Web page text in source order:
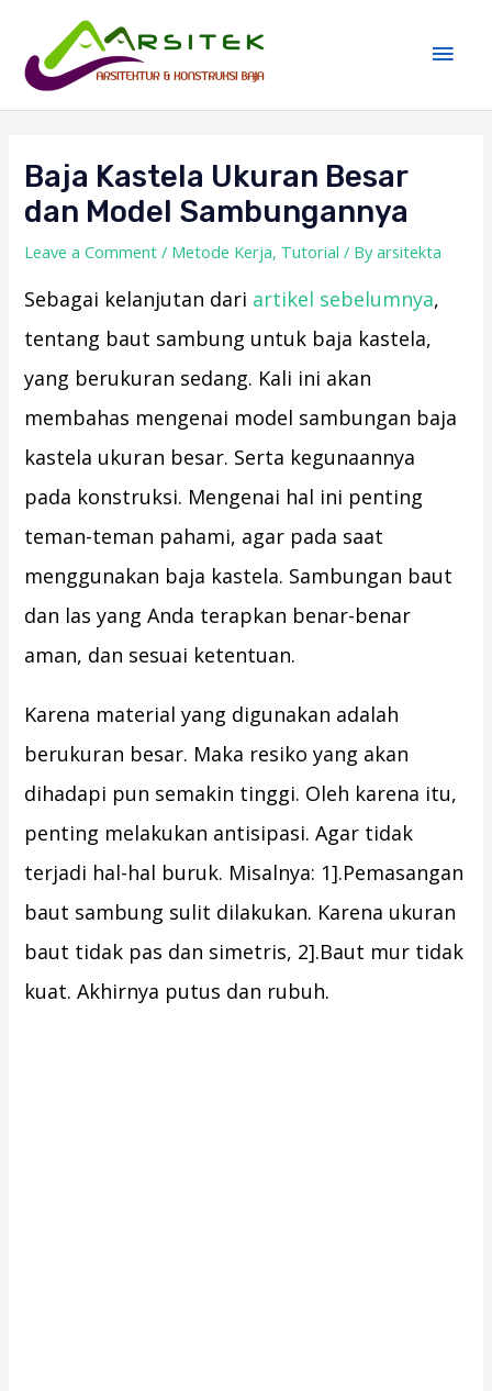
content
Baja Kastela Ukuran Besar
dan Model Sambungannya
Leave a Comment / Metode Kerja, Tutorial / Byarsitekta
Sebagai kelanjutan dari artikel sebelumnya,
tentang baut sambung untuk baja kastela,
yang berukuran sedang. Kali ini akan
membahas mengenai model sambungan baja
kastela ukuran besar. Serta kegunaannya
pada konstruksi. Mengenai hal ini penting
teman-teman pahami, agar pada saat
menggunakan baja kastela. Sambungan baut
dan las yang Anda terapkan benar-benar
aman, dan sesuai ketentuan.
Karena material yang digunakan adalah
berukuran besar. Maka resiko yang akan
dihadapi pun semakin tinggi. Oleh karena itu,
penting melakukan antisipasi. Agar tidak
terjadi hal-hal buruk. Misalnya: 1].Pemasangan
baut sambung sulit dilakukan. Karena ukuran
baut tidak pas dan simetris, 2].Baut mur tidak
kuat. Akhirnya putus dan rubuh.